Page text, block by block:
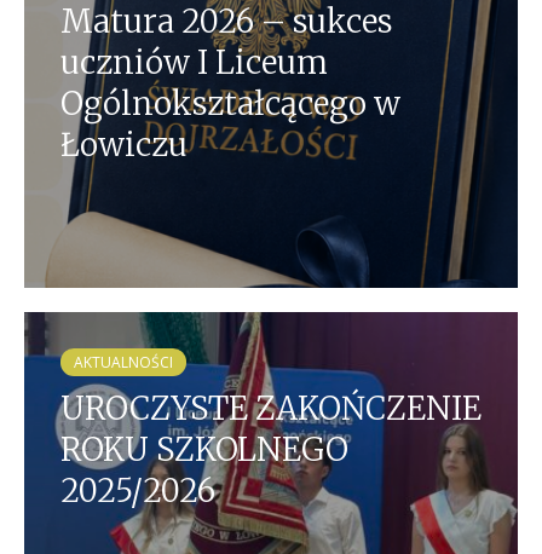
Matura 2026 – sukces
uczniów I Liceum
Ogólnokształcącego w
Łowiczu
AKTUALNOŚCI
UROCZYSTE ZAKOŃCZENIE
ROKU SZKOLNEGO
2025/2026